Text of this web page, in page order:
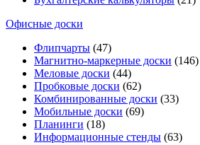
Офисные доски
Флипчарты (47)
Магнитно-маркерные доски (146)
Меловые доски (44)
Пробковые доски (62)
Комбинированные доски (33)
Мобильные доски (69)
Планинги (18)
Информационные стенды (63)